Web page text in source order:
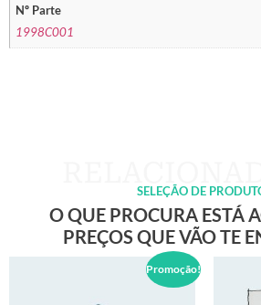
Nº Parte
1998C001
SELEÇÃO DE
O QUE PROCURA ESTÁ
PREÇOS QUE VÃO TE
Promoção!